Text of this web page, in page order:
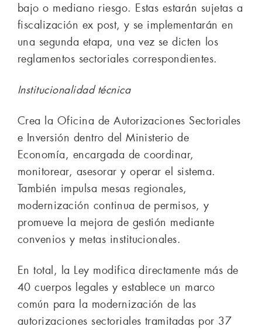
bajo o mediano riesgo. Estas estarán sujetas a
fiscalización ex post, y se implementarán en
una segunda etapa, una vez se dicten los
reglamentos sectoriales correspondientes.
Institucionalidad técnica
Crea la Oficina de Autorizaciones Sectoriales
e Inversión dentro del Ministerio de
Economía, encargada de coordinar,
monitorear, asesorar y operar el sistema.
También impulsa mesas regionales,
modernización continua de permisos, y
promueve la mejora de gestión mediante
convenios y metas institucionales.
En total, la Ley modifica directamente más de
40 cuerpos legales y establece un marco
común para la modernización de las
autorizaciones sectoriales tramitadas por 37